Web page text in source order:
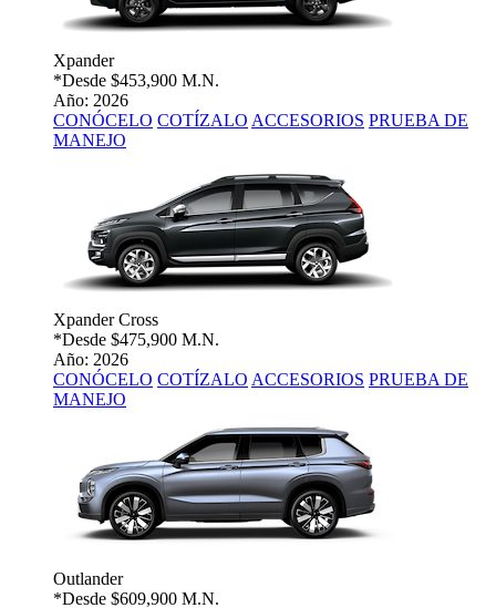
Xpander
*Desde $453,900 M.N.
Año: 2026
CONÓCELO COTÍZALO ACCESORIOS PRUEBA DE
MANEJO
Xpander Cross
*Desde $475,900 M.N.
Año: 2026
CONÓCELO COTÍZALO ACCESORIOS PRUEBA DE
MANEJO
Outlander
*Desde $609,900 M.N.